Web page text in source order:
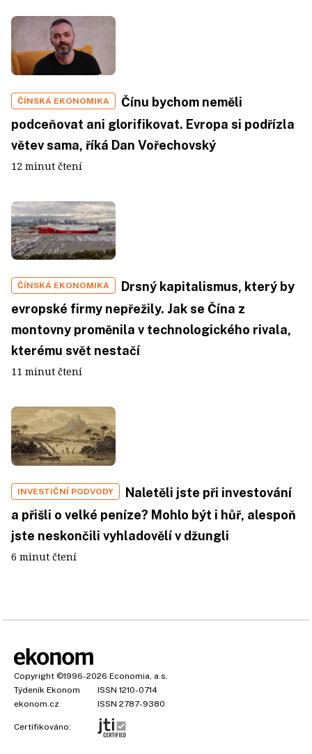
ČÍNSKÁ EKONOMIKA
Čínu bychom neměli
podceňovat ani glorifikovat. Evropa si podřízla
větev sama, říká Dan Vořechovský
12 minut čtení
ČÍNSKÁ EKONOMIKA
Drsný kapitalismus, který by
evropské firmy nepřežily. Jak se Čína z
montovny proměnila v technologického rivala,
kterému svět nestačí
11 minut čtení
INVESTIČNÍ PODVODY
Naletěli jste při investování
a přišli o velké peníze? Mohlo být i hůř, alespoň
jste neskončili vyhladovělí v džungli
6 minut čtení
Copyright ©1996-2026 Economia, a.s.
Týdeník Ekonom
ISSN 1210-0714
ekonom.cz
ISSN 2787-9380
Certifikováno: